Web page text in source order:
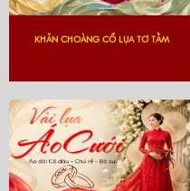
KHĂN CHOÀNG CỔ LỤA TƠ TẰM